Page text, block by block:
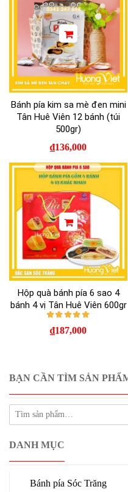
BẠN CẦN TÌM SẢN
DANH MỤC
Bánh pía Sóc Trăng
Bánh pía kim sa mè đen mini
Tân Huê Viên 12 bánh (túi
500gr)
₫136,000
Hộp quà bánh pía 6 sao 4
bánh 4 vị Tân Huê Viên 600gr
Được xếp hạng
₫187,000